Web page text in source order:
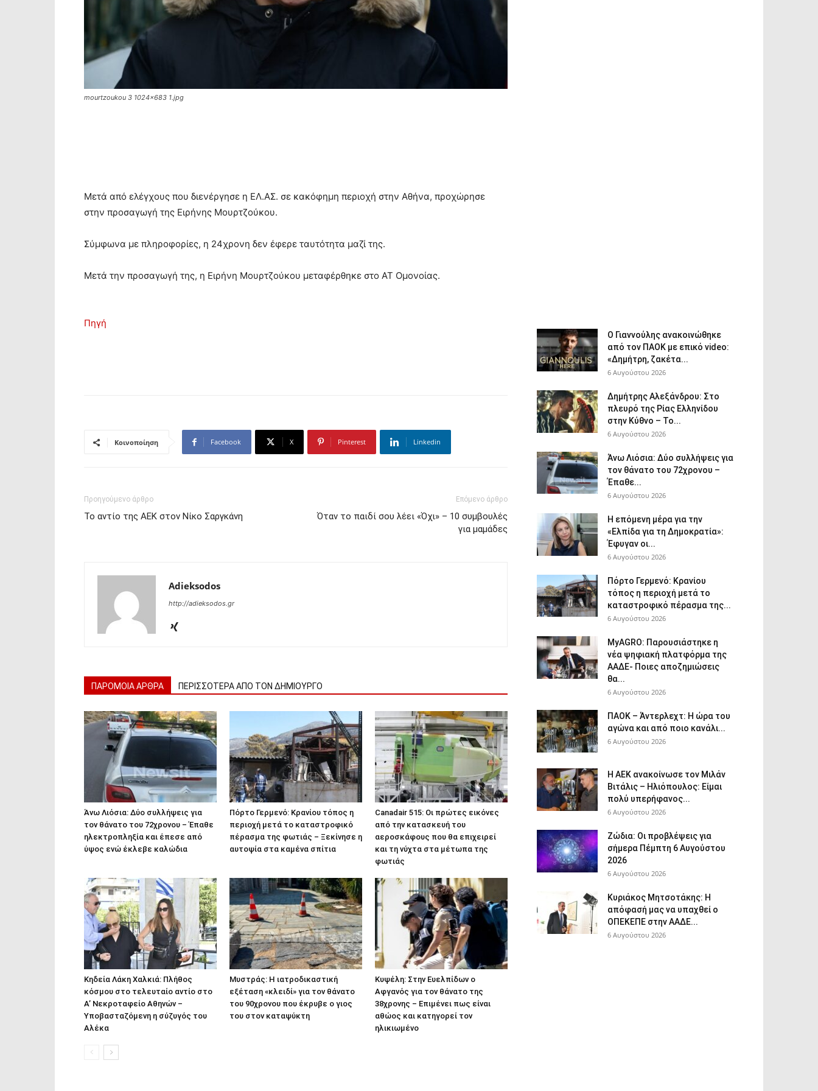
mourtzoukou 3 1024x683 1.jpg
Μετά από ελέγχους που διενέργησε η ΕΛ.ΑΣ. σε κακόφημη περιοχή στην Αθήνα, προχώρησε
στην προσαγωγή της Ειρήνης Μουρτζούκου.
Σύμφωνα με πληροφορίες, η 24χρονη δεν έφερε ταυτότητα μαζί της.
Μετά την προσαγωγή της, η Ειρήνη Μουρτζούκου μεταφέρθηκε στο ΑΤ Ομονοίας.
Πηγή
Κοινοποίηση Facebook X Pinterest Linkedin
Προηγούμενο άρθρο
Το αντίο της ΑΕΚ στον Νίκο Σαργκάνη
Επόμενο άρθρο
Όταν το παιδί σου λέει «Όχι» – 10 συμβουλές
για μαμάδες
Adieksodos
http://adieksodos.gr
ΠΑΡΟΜΟΙΑ ΑΡΘΡΑ ΠΕΡΙΣΣΟΤΕΡΑ ΑΠΟ ΤΟΝ ΔΗΜΙΟΥΡΓΟ
Άνω Λιόσια: Δύο συλλήψεις για
τον θάνατο του 72χρονου – Έπαθε
ηλεκτροπληξία και έπεσε από
ύψος ενώ έκλεβε καλώδια
Πόρτο Γερμενό: Κρανίου τόπος η
περιοχή μετά το καταστροφικό
πέρασμα της φωτιάς – Ξεκίνησε η
αυτοψία στα καμένα σπίτια
Canadair 515: Οι πρώτες εικόνες
από την κατασκευή του
αεροσκάφους που θα επιχειρεί
και τη νύχτα στα μέτωπα της
φωτιάς
Κηδεία Λάκη Χαλκιά: Πλήθος
κόσμου στο τελευταίο αντίο στο
Α’ Νεκροταφείο Αθηνών –
Υποβασταζόμενη η σύζυγός του
Αλέκα
Μυστράς: Η ιατροδικαστική
εξέταση «κλειδί» για τον θάνατο
του 90χρονου που έκρυβε ο γιος
του στον καταψύκτη
Κυψέλη: Στην Ευελπίδων ο
Αφγανός για τον θάνατο της
38χρονης – Επιμένει πως είναι
αθώος και κατηγορεί τον
ηλικιωμένο
Ο Γιαννούλης ανακοινώθηκε
από τον ΠΑΟΚ με επικό video:
«Δημήτρη, ζακέτα...
6 Αυγούστου 2026
Δημήτρης Αλεξάνδρου: Στο
πλευρό της Ρίας Ελληνίδου
στην Κύθνο – Το...
6 Αυγούστου 2026
Άνω Λιόσια: Δύο συλλήψεις για
τον θάνατο του 72χρονου –
Έπαθε...
6 Αυγούστου 2026
Η επόμενη μέρα για την
«Ελπίδα για τη Δημοκρατία»:
Έφυγαν οι...
6 Αυγούστου 2026
Πόρτο Γερμενό: Κρανίου
τόπος η περιοχή μετά το
καταστροφικό πέρασμα της...
6 Αυγούστου 2026
ΜyAGRO: Παρουσιάστηκε η
νέα ψηφιακή πλατφόρμα της
ΑΑΔΕ- Ποιες αποζημιώσεις
θα...
6 Αυγούστου 2026
ΠΑΟΚ – Άντερλεχτ: Η ώρα του
αγώνα και από ποιο κανάλι...
6 Αυγούστου 2026
Η ΑΕΚ ανακοίνωσε τον Μιλάν
Βιτάλις – Ηλιόπουλος: Είμαι
πολύ υπερήφανος...
6 Αυγούστου 2026
Ζώδια: Οι προβλέψεις για
σήμερα Πέμπτη 6 Αυγούστου
2026
6 Αυγούστου 2026
Κυριάκος Μητσοτάκης: Η
απόφασή μας να υπαχθεί ο
ΟΠΕΚΕΠΕ στην ΑΑΔΕ...
6 Αυγούστου 2026